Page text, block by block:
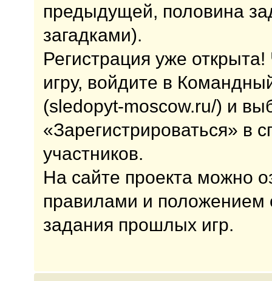
предыдущей, половина
загадками).
Регистрация уже
игру, войдите в
(sledopyt-moscow.ru/) и
«Зарегистрироваться» в
участников.
На сайте проекта можно
правилами и положением
задания прошлых игр.